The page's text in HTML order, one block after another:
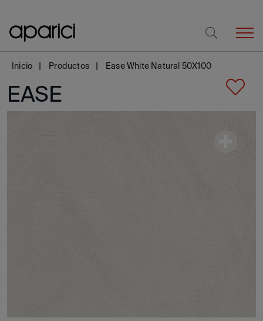
Inicio Productos Ease White Natural 50X100
EASE